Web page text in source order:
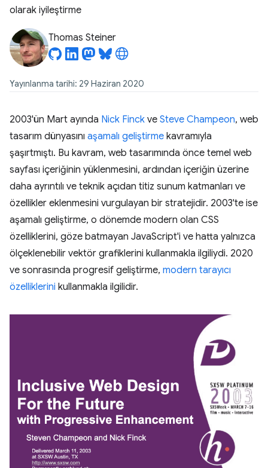
olarak iyileştirme
Thomas Steiner
Yayınlanma tarihi: 29 Haziran 2020
2003'ün Mart ayında Nick Finck ve Steve Champeon, web
tasarım dünyasını aşamalı geliştirme kavramıyla
şaşırtmıştı. Bu kavram, web tasarımında önce temel web
sayfası içeriğinin yüklenmesini, ardından içeriğin üzerine
daha ayrıntılı ve teknik açıdan titiz sunum katmanları ve
özellikler eklenmesini vurgulayan bir stratejidir. 2003'te ise
aşamalı geliştirme, o dönemde modern olan CSS
özelliklerini, göze batmayan JavaScript'i ve hatta yalnızca
ölçeklenebilir vektör grafiklerini kullanmakla ilgiliydi. 2020
ve sonrasında progresif geliştirme, modern tarayıcı
özelliklerini kullanmakla ilgilidir.